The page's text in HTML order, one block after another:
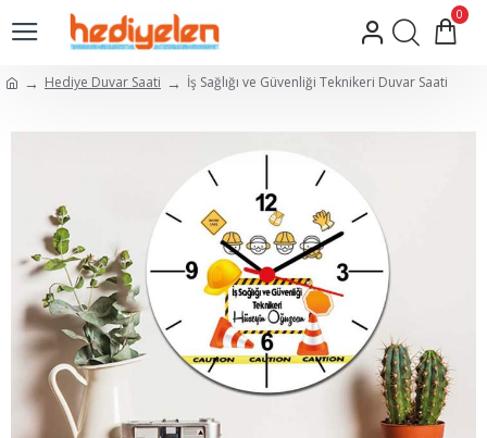
0
Hediye Duvar Saati İş Sağlığı ve Güvenliği Teknikeri Duvar Saati